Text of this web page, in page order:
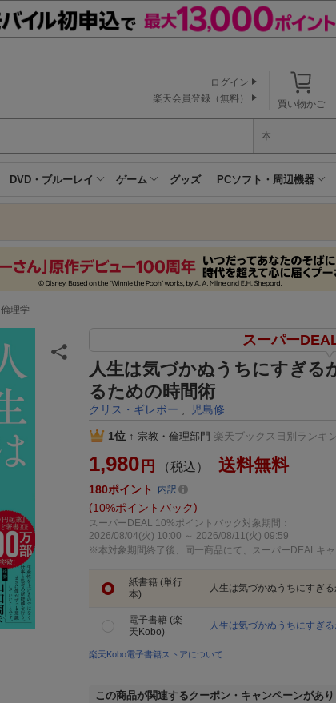
買い物かご
ログイン
楽天会員登録（無料）
本
DVD・ブルーレイ ゲーム グッズ PCソフト・周辺機器
倫理学
スーパー
人生は気づかぬうちにすぎ
るための時間術
クリス・ギレボー 児島修
1位 ↑ 宗教・倫理部門 楽天ブックス日別ランキ
1,980 円 （税込） 送料無料
180ポイント 内訳
10%ポイントバック
スーパーDEAL 10%ポイントバック対象期間：
2026/08/04(火) 10:00 ～ 2026/08/11(火) 09:59
※本対象期間終了後、同一商品にて、スーパーDEALキ
紙書籍 (単行
本)
人生は気づかぬうちにすぎる
電子書籍 (楽
天Kobo)
人生は気づかぬうちにすぎる
楽天Kobo電子書籍ストアについて
この商品が関連するクーポン・キャンペーンがあ